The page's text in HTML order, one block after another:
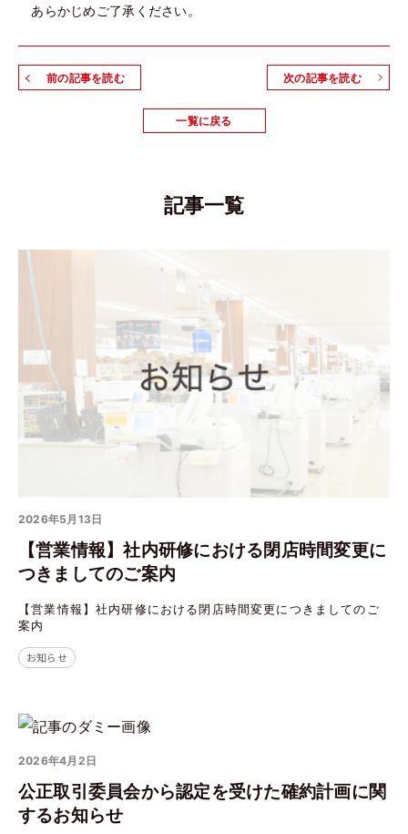
あらかじめご了承ください。
前の記事を読む 次の記事を読む
一覧に戻る
記事一覧
2026年5月13日
【営業情報】社内研修における閉店時間変更に
つきましてのご案内
【営業情報】社内研修における閉店時間変更につきましてのご
案内
お知らせ
2026年4月2日
公正取引委員会から認定を受けた確約計画に関
するお知らせ